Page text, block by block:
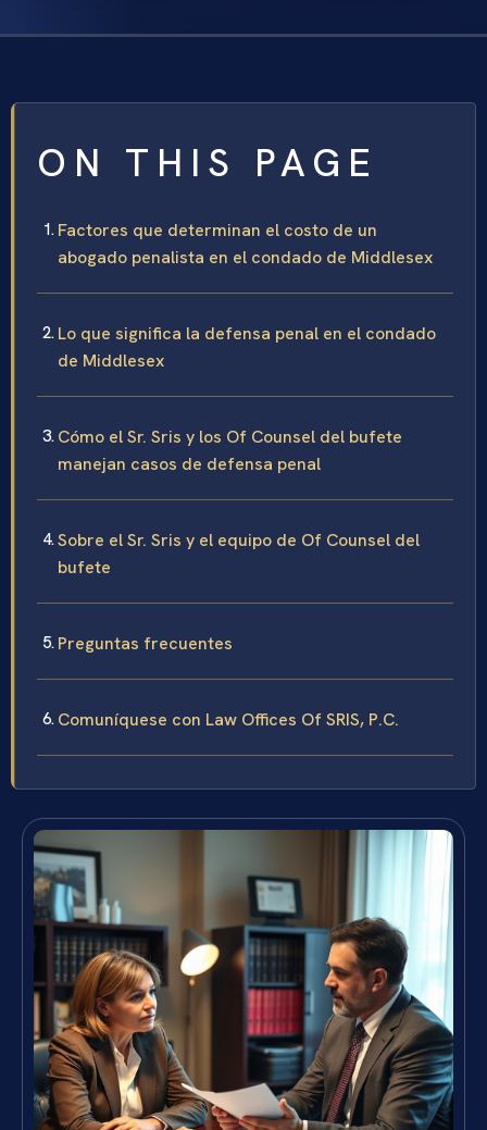
ON THIS PAGE
Factores que determinan el costo de un
abogado penalista en el condado de Middlesex
Lo que significa la defensa penal en el condado
de Middlesex
Cómo el Sr. Sris y los Of Counsel del bufete
manejan casos de defensa penal
Sobre el Sr. Sris y el equipo de Of Counsel del
bufete
Preguntas frecuentes
Comuníquese con Law Offices Of SRIS, P.C.